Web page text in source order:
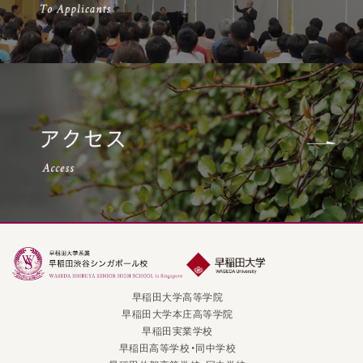
早稲田大学高等学院
早稲田大学本庄高等学院
早稲田実業学校
早稲田高等学校・同中学校